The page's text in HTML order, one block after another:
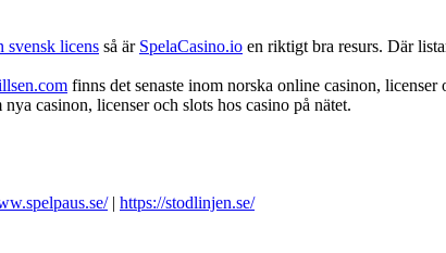
svensk licens så är SpelaCasino.io en riktigt bra resurs. Där
finns det senaste inom norska online casinon, licenser
casinon, licenser och slots hos casino på nätet.
| https://stodlinjen.se/